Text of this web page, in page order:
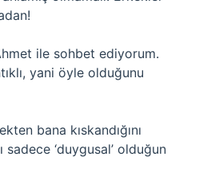
ile sohbet ediyorum.
yani öyle olduğunu
bana kıskandığını
sadece ‘duygusal’ olduğun